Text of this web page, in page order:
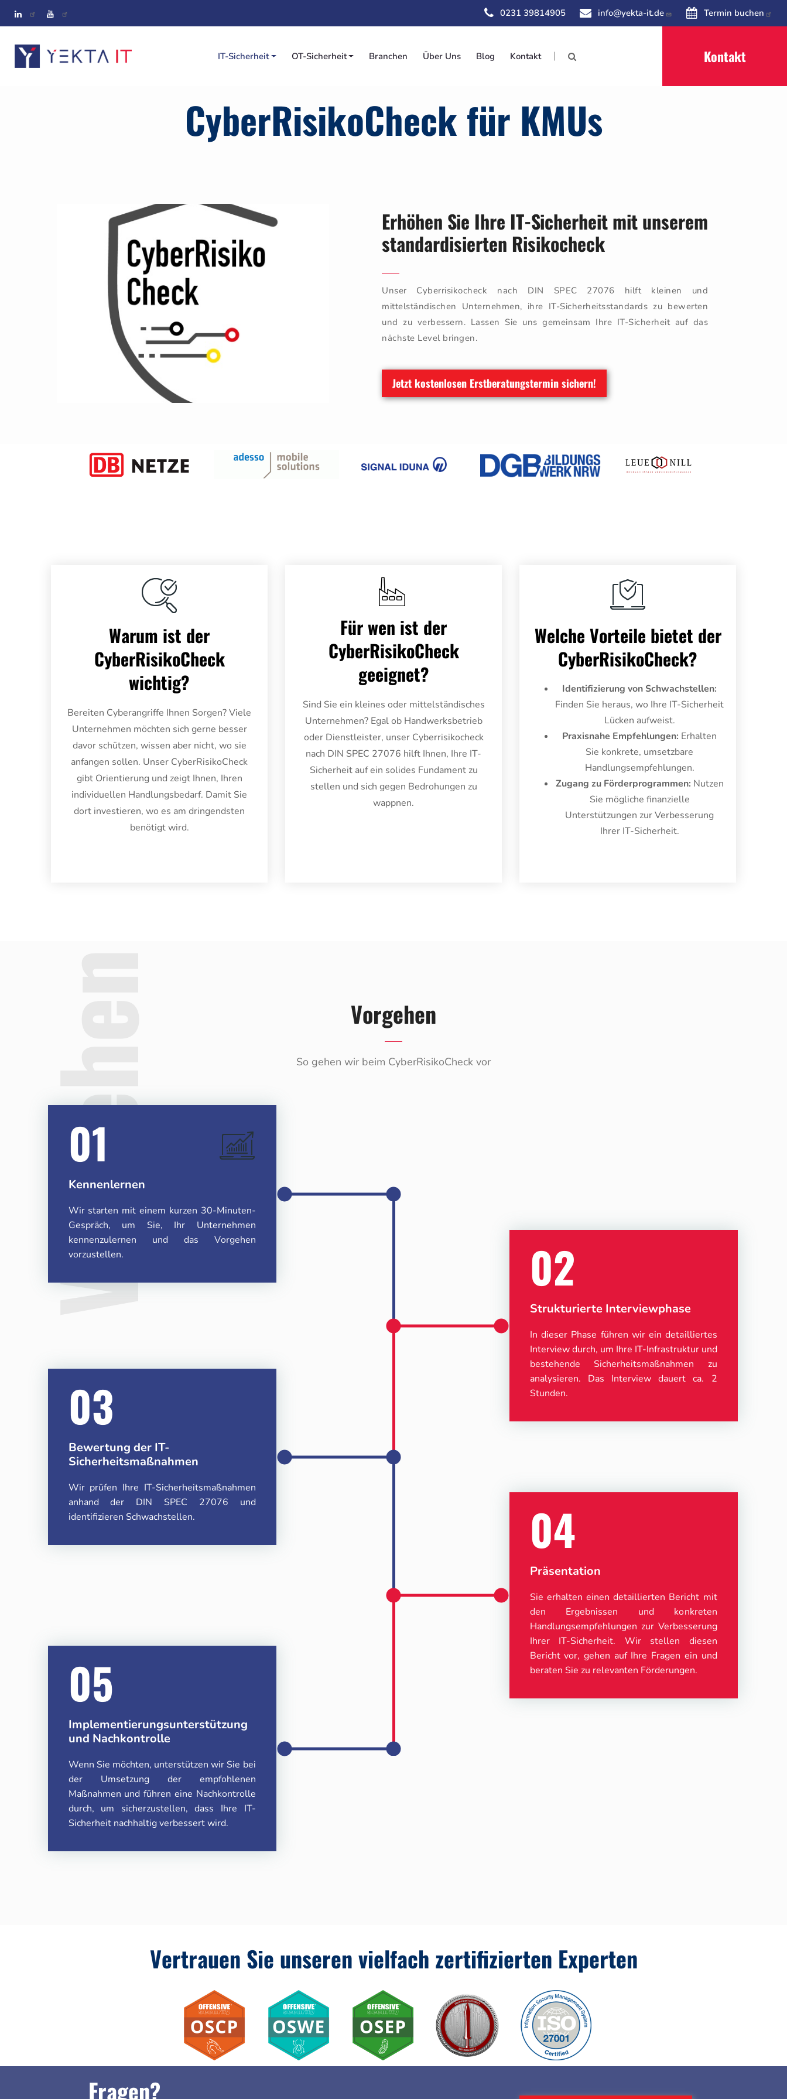
0231 39814905 info@yekta-it.de Termin buchen
IT-Sicherheit OT-Sicherheit Branchen Über Uns Blog Kontakt Kontakt
CyberRisikoCheck für KMUs
Erhöhen Sie Ihre IT-Sicherheit mit unserem
standardisierten Risikocheck
Unser Cyberrisikocheck nach DIN SPEC 27076 hilft kleinen und
mittelständischen Unternehmen, ihre IT-Sicherheitsstandards zu bewerten
und zu verbessern. Lassen Sie uns gemeinsam Ihre IT-Sicherheit auf das
nächste Level bringen.
Jetzt kostenlosen Erstberatungstermin sichern!
Warum ist der
CyberRisikoCheck
wichtig?
Bereiten Cyberangriffe Ihnen Sorgen? Viele
Unternehmen möchten sich gerne besser
davor schützen, wissen aber nicht, wo sie
anfangen sollen. Unser CyberRisikoCheck
gibt Orientierung und zeigt Ihnen, Ihren
individuellen Handlungsbedarf. Damit Sie
dort investieren, wo es am dringendsten
benötigt wird.
Für wen ist der
CyberRisikoCheck
geeignet?
Sind Sie ein kleines oder mittelständisches
Unternehmen? Egal ob Handwerksbetrieb
oder Dienstleister, unser Cyberrisikocheck
nach DIN SPEC 27076 hilft Ihnen, Ihre IT-
Sicherheit auf ein solides Fundament zu
stellen und sich gegen Bedrohungen zu
wappnen.
Welche Vorteile bietet der
CyberRisikoCheck?
Identifizierung von Schwachstellen:
Finden Sie heraus, wo Ihre IT-Sicherheit
Lücken aufweist.
Praxisnahe Empfehlungen: Erhalten
Sie konkrete, umsetzbare
Handlungsempfehlungen.
Zugang zu Förderprogrammen: Nutzen
Sie mögliche finanzielle
Unterstützungen zur Verbesserung
Ihrer IT-Sicherheit.
Vorgehen Vorgehen
So gehen wir beim CyberRisikoCheck vor
01
Kennenlernen
Wir starten mit einem kurzen 30-Minuten-
Gespräch, um Sie, Ihr Unternehmen
kennenzulernen und das Vorgehen
vorzustellen.
02
Strukturierte Interviewphase
In dieser Phase führen wir ein detailliertes
Interview durch, um Ihre IT-Infrastruktur und
bestehende Sicherheitsmaßnahmen zu
analysieren. Das Interview dauert ca. 2
Stunden.
03
Bewertung der IT-
Sicherheitsmaßnahmen
Wir prüfen Ihre IT-Sicherheitsmaßnahmen
anhand der DIN SPEC 27076 und
identifizieren Schwachstellen.
04
Präsentation
Sie erhalten einen detaillierten Bericht mit
den Ergebnissen und konkreten
Handlungsempfehlungen zur Verbesserung
Ihrer IT-Sicherheit. Wir stellen diesen
Bericht vor, gehen auf Ihre Fragen ein und
beraten Sie zu relevanten Förderungen.
05
Implementierungsunterstützung
und Nachkontrolle
Wenn Sie möchten, unterstützen wir Sie bei
der Umsetzung der empfohlenen
Maßnahmen und führen eine Nachkontrolle
durch, um sicherzustellen, dass Ihre IT-
Sicherheit nachhaltig verbessert wird.
Vertrauen Sie unseren vielfach zertifizierten Experten
Fragen?